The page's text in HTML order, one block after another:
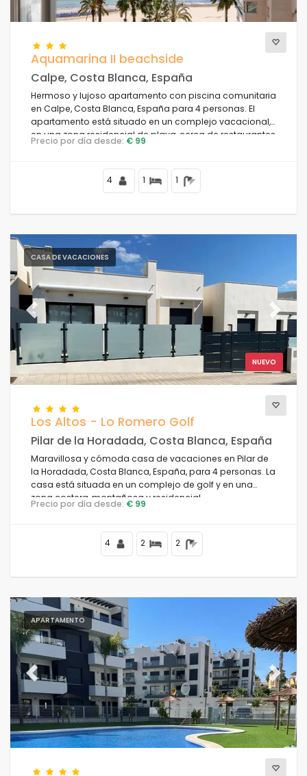
Aquamarina II beachside
Calpe, Costa Blanca, España
Hermoso y lujoso apartamento con piscina comunitaria
en Calpe, Costa Blanca, España para 4 personas. El
apartamento está situado en un complejo vacacional,
en una zona residencial de playa, cerca de restaurantes
y bares, tiendas y supermercados, a 25 m de la Playa de
Precio por día desde: € 99
4 1 1
CASA DE VACACIONES
NUEVO
Previous Next
Los Altos - Lo Romero Golf
Pilar de la Horadada, Costa Blanca, España
Maravillosa y cómoda casa de vacaciones en Pilar de
la Horadada, Costa Blanca, España, para 4 personas. La
casa está situada en un complejo de golf y en una
zona costera, montañosa y residencial.
Precio por día desde: € 99
4 2 2
APARTAMENTO
Previous Next